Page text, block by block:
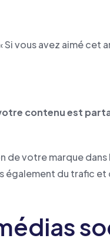
Si vous avez aimé cet
contenu est
de votre marque
également du trafic